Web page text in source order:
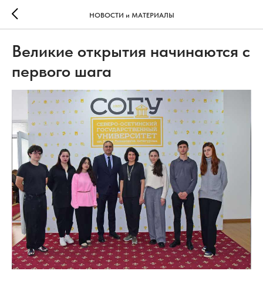
НОВОСТИ и МАТЕРИАЛЫ
Великие открытия начинаются с
первого шага